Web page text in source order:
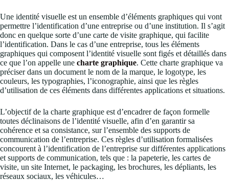
Une identité visuelle est un ensemble d’éléments graphiques qui vont
permettre l’identification d’une entreprise ou d’une institution. Il s’agit
donc en quelque sorte d’une carte de visite graphique, qui facilite
l’identification. Dans le cas d’une entreprise, tous les éléments
graphiques qui composent l’identité visuelle sont figés et détaillés dans
ce que l’on appelle une charte graphique. Cette charte graphique va
préciser dans un document le nom de la marque, le logotype, les
couleurs, les typographies, l’iconographie, ainsi que les règles
d’utilisation de ces éléments dans différentes applications et situations.
L’objectif de la charte graphique est d’encadrer de façon formelle
toutes déclinaisons de l’identité visuelle, afin d’en garantir sa
cohérence et sa consistance, sur l’ensemble des supports de
communication de l’entreprise. Ces règles d’utilisation formalisées
concourent à l’identification de l’entreprise sur différentes applications
et supports de communication, tels que : la papeterie, les cartes de
visite, un site Internet, le packaging, les brochures, les dépliants, les
réseaux sociaux, les véhicules…